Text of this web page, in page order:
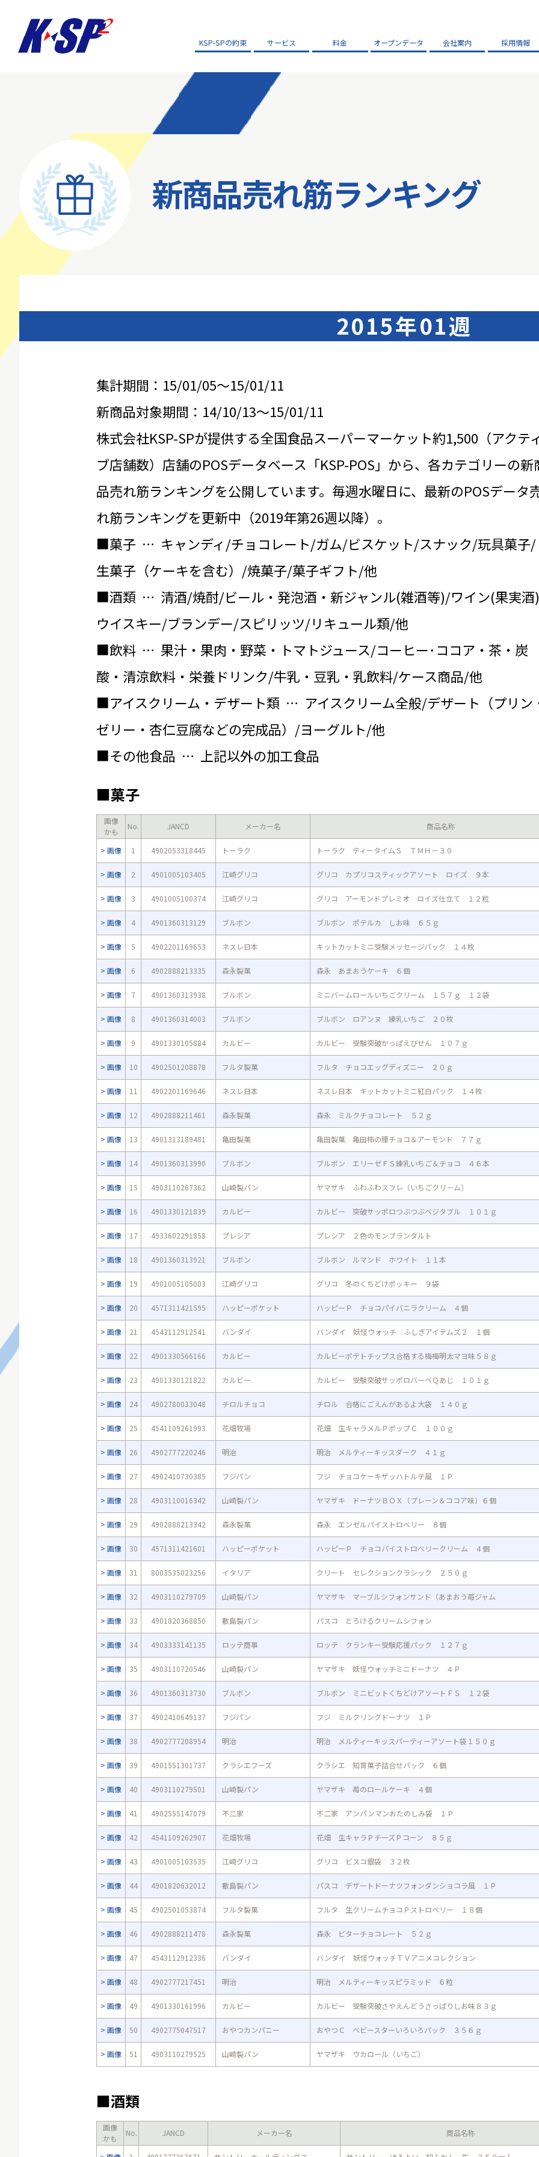
KSP-SPの約束 サービス 料金 オープンデータ 会社案内 採用情報
新商品売れ筋ランキング
2015年01週
集計期間：15/01/05～15/01/11
新商品対象期間：14/10/13～15/01/11
株式会社KSP-SPが提供する全国食品スーパーマーケット約1,500（アクテ
ブ店舗数）店舗のPOSデータベース「KSP-POS」から、各カテゴリーの新
品売れ筋ランキングを公開しています。毎週水曜日に、最新のPOSデータ
れ筋ランキングを更新中（2019年第26週以降）。
■菓子 … キャンディ/チョコレート/ガム/ビスケット/スナック/玩具菓子/
生菓子（ケーキを含む）/焼菓子/菓子ギフト/他
■酒類 … 清酒/焼酎/ビール・発泡酒・新ジャンル(雑酒等)/ワイン(果実
ウイスキー/ブランデー/スピリッツ/リキュール類/他
■飲料 … 果汁・果肉・野菜・トマトジュース/コーヒー･ココア・茶・炭
酸・清涼飲料・栄養ドリンク/牛乳・豆乳・乳飲料/ケース商品/他
■アイスクリーム・デザート類 … アイスクリーム全般/デザート（プリン
ゼリー・杏仁豆腐などの完成品）/ヨーグルト/他
■その他食品 … 上記以外の加工食品
■菓子
画像
かも
No. JANCD メーカー名 商品名称
画像 1 4902053318445 トーラク トーラク ティータイムＳ ＴＭＨ－３０
画像 2 4901005103405 江崎グリコ グリコ カプリコスティックアソート ロイズ ９本
画像 3 4901005100374 江崎グリコ グリコ アーモンドプレミオ ロイズ仕立て １２粒
画像 4 4901360313129 ブルボン ブルボン ポテルカ しお味 ６５ｇ
画像 5 4902201169653 ネスレ日本 キットカットミニ受験メッセージパック １４枚
画像 6 4902888213335 森永製菓 森永 あまおうケーキ ６個
画像 7 4901360313938 ブルボン ミニバームロールいちごクリーム １５７ｇ １２袋
画像 8 4901360314003 ブルボン ブルボン ロアンヌ 練乳いちご ２０枚
画像 9 4901330105884 カルビー カルビー 受験突破かっぱえびせん １０７ｇ
画像 10 4902501208878 フルタ製菓 フルタ チョコエッグディズニー ２０ｇ
画像 11 4902201169646 ネスレ日本 ネスレ日本 キットカットミニ紅白パック １４枚
画像 12 4902888211461 森永製菓 森永 ミルクチョコレート ５２ｇ
画像 13 4901313189481 亀田製菓 亀田製菓 亀田柿の種チョコ＆アーモンド ７７ｇ
画像 14 4901360313990 ブルボン ブルボン エリーゼＦＳ練乳いちご＆チョコ ４６本
画像 15 4903110267362 山崎製パン ヤマザキ ふわふわスフレ（いちごクリ－ム）
画像 16 4901330121839 カルビー カルビー 突破サッポロつぶつぶベジタブル １０１ｇ
画像 17 4933602291858 プレシア プレシア ２色のモンブランタルト
画像 18 4901360313921 ブルボン ブルボン ルマンド ホワイト １１本
画像 19 4901005105003 江崎グリコ グリコ 冬のくちどけポッキー ９袋
画像 20 4571311421595 ハッピーポケット ハッピーＰ チョコパイバニラクリーム ４個
画像 21 4543112912541 バンダイ バンダイ 妖怪ウォッチ ふしぎアイテムズ２ １個
画像 22 4901330566166 カルビー カルビーポテトチップス合格する梅梅明太マヨ味５８ｇ
画像 23 4901330121822 カルビー カルビー 受験突破サッポロバーベＱあじ １０１ｇ
画像 24 4902780033048 チロルチョコ チロル 合格にごえんがあるよ大袋 １４０ｇ
画像 25 4541109261993 花畑牧場 花畑 生キャラメルＰポップＣ １００ｇ
画像 26 4902777220246 明治 明治 メルティーキッスダーク ４１ｇ
画像 27 4902410730385 フジパン フジ チョコケーキザッハトルテ風 １Ｐ
画像 28 4903110016342 山崎製パン ヤマザキ ドーナツＢＯＸ（プレーン＆ココア味）６個
画像 29 4902888213342 森永製菓 森永 エンゼルパイストロベリー ８個
画像 30 4571311421601 ハッピーポケット ハッピーＰ チョコパイストロベリークリーム ４個
画像 31 8003535023256 イタリア クリート セレクションクラシック ２５０ｇ
画像 32 4903110279709 山崎製パン ヤマザキ マーブルシフォンサンド（あまおう苺ジャム
画像 33 4901820368850 敷島製パン パスコ とろけるクリームシフォン
画像 34 4903333141135 ロッテ商事 ロッテ クランキー受験応援パック １２７ｇ
画像 35 4903110720546 山崎製パン ヤマザキ 妖怪ウォッチミニドーナツ ４Ｐ
画像 36 4901360313730 ブルボン ブルボン ミニビットくちどけアソートＦＳ １２袋
画像 37 4902410649137 フジパン フジ ミルクリングドーナツ １Ｐ
画像 38 4902777208954 明治 明治 メルティーキッスパーティーアソート袋１５０ｇ
画像 39 4901551301737 クラシエフーズ クラシエ 知育菓子詰合せパック ６個
画像 40 4903110279501 山崎製パン ヤマザキ 苺のロールケーキ ４個
画像 41 4902555147079 不二家 不二家 アンパンマンおたのしみ袋 １Ｐ
画像 42 4541109262907 花畑牧場 花畑 生キャラＰチーズＰコーン ８５ｇ
画像 43 4901005103535 江崎グリコ グリコ ビスコ銀袋 ３２枚
画像 44 4901820632012 敷島製パン パスコ デザートドーナツフォンダンショコラ風 １Ｐ
画像 45 4902501053874 フルタ製菓 フルタ 生クリームチョコＰストロベリー １８個
画像 46 4902888211478 森永製菓 森永 ビターチョコレート ５２ｇ
画像 47 4543112912336 バンダイ バンダイ 妖怪ウォッチＴＶアニメコレクション
画像 48 4902777217451 明治 明治 メルティーキッスピラミッド ６粒
画像 49 4901330161996 カルビー カルビー 受験突破さやえんどうさっぱりしお味８３ｇ
画像 50 4902775047517 おやつカンパニー おやつＣ ベビースターいろいろパック ３５６ｇ
画像 51 4903110279525 山崎製パン ヤマザキ ウカロール（いちご）
■酒類
画像
かも
No. JANCD メーカー名 商品名称